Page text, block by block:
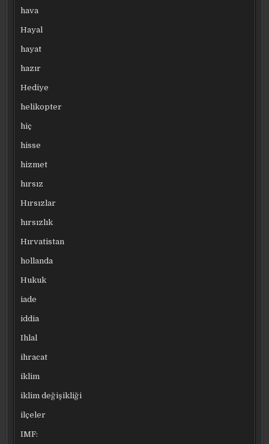
hava
Hayal
hayat
hazır
Hediye
helikopter
hiç
hisse
hizmet
hırsız
Hırsızlar
hırsızlık
Hırvatistan
hollanda
Hukuk
iade
iddia
Ihlal
ihracat
iklim
iklim değişikliği
ilçeler
IMF: